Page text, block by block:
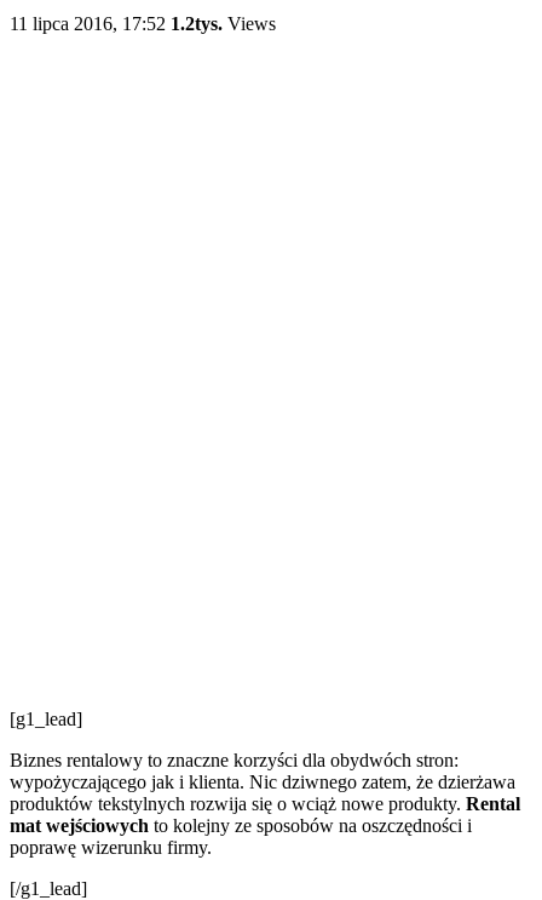
11 lipca 2016, 17:52 1.2tys. Views
[g1_lead]
Biznes rentalowy to znaczne korzyści dla obydwóch stron:
wypożyczającego jak i klienta. Nic dziwnego zatem, że dzierżawa
produktów tekstylnych rozwija się o wciąż nowe produkty. Rental
mat wejściowych to kolejny ze sposobów na oszczędności i
poprawę wizerunku firmy.
[/g1_lead]